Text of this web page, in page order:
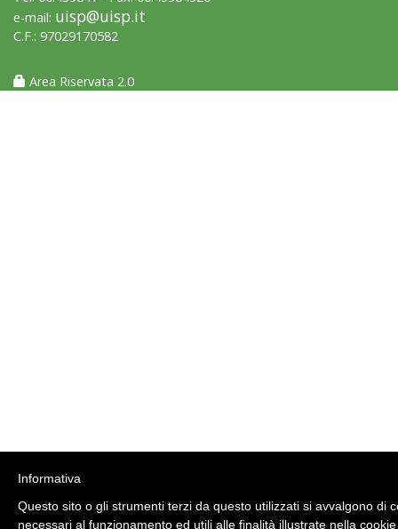
e-mail: uisp@uisp.it
C.F.: 97029170582
Area Riservata 2.0
Informativa
Questo sito o gli strumenti terzi da questo utilizzati si avvalgono di
necessari al funzionamento ed utili alle finalità illustrate nella